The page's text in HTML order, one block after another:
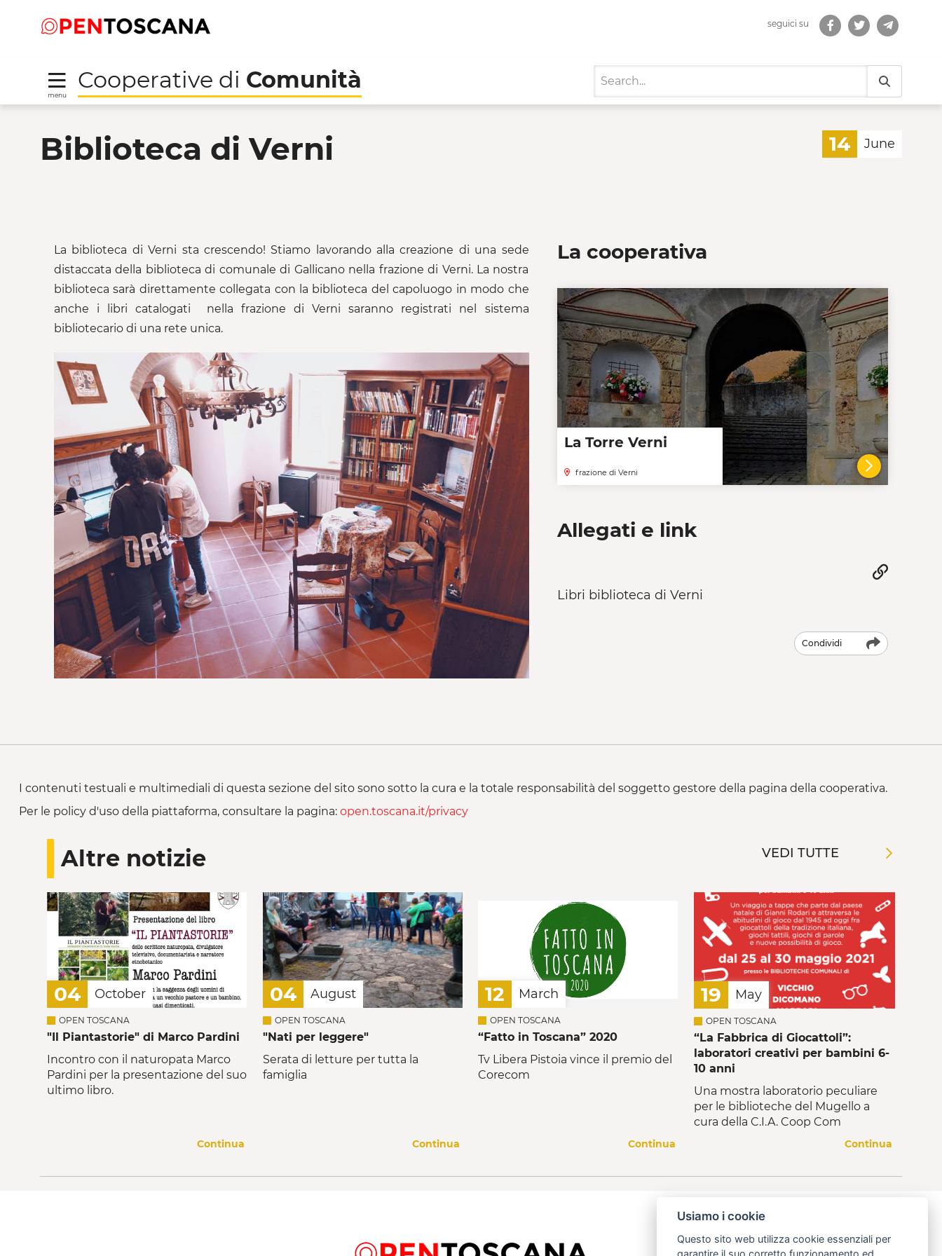
seguici su
menu
Cooperative di Comunità
Biblioteca di Verni 14 June
La biblioteca di Verni sta crescendo! Stiamo lavorando alla creazione di una sede
distaccata della biblioteca di comunale di Gallicano nella frazione di Verni. La nostra
biblioteca sarà direttamente collegata con la biblioteca del capoluogo in modo che
anche i libri catalogati nella frazione di Verni saranno registrati nel sistema
bibliotecario di una rete unica.
La cooperativa
La Torre Verni
frazione di Verni VAI AL
Allegati e link
Libri biblioteca di Verni
Condividi
I contenuti testuali e multimediali di questa sezione del sito sono sotto la cura e la totale responsabilità del soggetto gestore della pagina della cooperativa.
Per le policy d'uso della piattaforma, consultare la pagina: open.toscana.it/privacy
Altre notizie VEDI TUTTE
04 October
OPEN TOSCANA
"Il Piantastorie" di Marco Pardini
Incontro con il naturopata Marco
Pardini per la presentazione del suo
ultimo libro.
Continua
04 August
OPEN TOSCANA
"Nati per leggere"
Serata di letture per tutta la
famiglia
Continua
12 March
OPEN TOSCANA
“Fatto in Toscana” 2020
Tv Libera Pistoia vince il premio del
Corecom
Continua
19 May
OPEN TOSCANA
“La Fabbrica di Giocattoli”:
laboratori creativi per bambini 6-
10 anni
Una mostra laboratorio peculiare
per le biblioteche del Mugello a
cura della C.I.A. Coop Com
Continua
Usiamo i cookie
Questo sito web utilizza cookie essenziali per